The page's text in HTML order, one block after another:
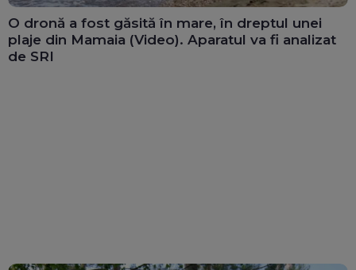
O dronă a fost găsită în mare, în dreptul unei
plaje din Mamaia (Video). Aparatul va fi analizat
de SRI